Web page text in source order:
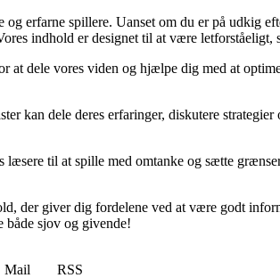
erfarne spillere. Uanset om du er på udkig
indhold er designet til at være
dele vores viden og hjælpe dig med at
kan dele deres erfaringer, diskutere
til at spille med omtanke og sætte
der giver dig fordelene ved at være godt
både sjov og givende!
Mail
RSS